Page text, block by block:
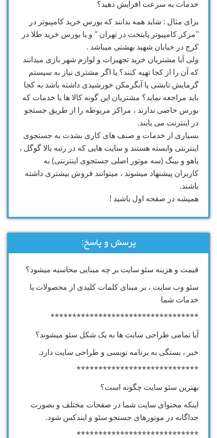
خدمات به سرعت افزایش دهید؟
برای مثال : شاید همه بدانند که بورس خرید کامپیوتر در
"مرکز کامپیوتر پایتخت در تهران " و یا بورس خرید طلا در
کرج در خیابان شهید بهشتی میباشد .
ولی آیا مشتریان خرید تجهیزات و لوازم شهر بازی میدانند
که آن را از کجا تهیه کنند؟ یا اگر مشتری نیاز به سیستم
گرمایش تابشی یا آبگرمکن خورشیدی داشته باشد به کجا
باید مراجعه نماید؟ مشتریان این گونه کالا ها یا خدمات که
بورس خاصی ندارند ، مراکز مربوطه را از طریق جستجو
در اینترنت می یابند.
بسیاری از خدمات و صنف های کاری بشدت به جستجوی
اینترنتی وابسته هستند و سایت هایی که در رتبه بالا گوگل ،
یاهو و بینگ (سه موتور اصلی جستجوی اینترنتی) به
کاربران پیشنهاد میشوند ، میتوانند فروش بیشتری داشته
باشند.
همیشه در صفحه اول باشید !
پرسش و پاسخ:
قیمت و هزینه سئو سایت بر چه مبنایی محاسبه میشود؟
سئو وب سایت ، بر مبنای کلمات کلیدی از محصولات یا
خدمات شما
**********************************
آیا تمامی طراحی سایت ها به یک شکل سئو میشوند؟
خیر ، بستگی به برنامه نویسی و طراحی سایت دارد.
****************************
بهترین سئو سایت چگونه است؟
اینکه محتوای سایت شما در صفحات مختلف و بصورت
جداگانه در موتورهای جستجو سئو و ایندکس شود.
****************************